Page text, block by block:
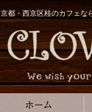
京都・西京区桂のカフェな